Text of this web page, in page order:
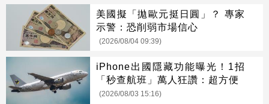
美國擬「拋歐元挺日圓」？ 專家
示警：恐削弱市場信心
(2026/08/04 09:39)
iPhone出國隱藏功能曝光！1招
「秒查航班」萬人狂讚：超方便
(2026/08/03 15:16)